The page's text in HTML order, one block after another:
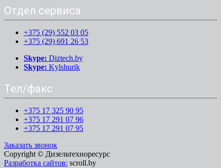
Отдел сервиса
+375 (29) 552 03 05
+375 (29) 691 26 53
Skype: Diztech.by
Skype: Kylshurik
Тел/факс
+375 17 325 90 95
+375 17 291 07 96
+375 17 291 07 95
Заказать звонок
Copyright © Дизельтехноресурс
Разработка сайтов: scroll.by